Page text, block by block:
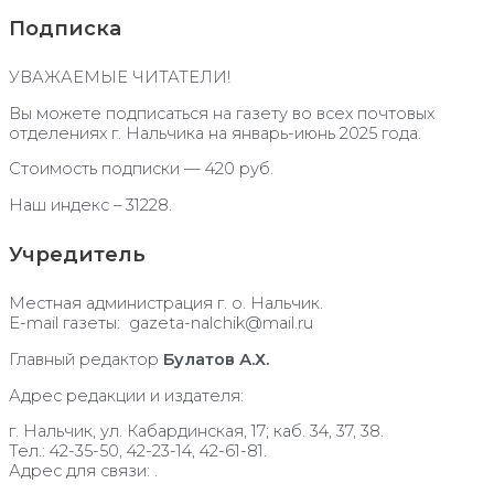
Подписка
УВАЖАЕМЫЕ ЧИТАТЕЛИ!
Вы можете подписаться на газету во всех почтовых
отделениях г. Нальчика на январь-июнь 2025 года.
Стоимость подписки — 420 руб.
Наш индекс – 31228.
Учредитель
Местная администрация г. о. Нальчик.
E-mail газеты: gazeta-nalchik@mail.ru
Главный редактор Булатов А.Х.
Адрес редакции и издателя:
г. Нальчик, ул. Кабардинская, 17; каб. 34, 37, 38.
Тел.: 42-35-50, 42-23-14, 42-61-81.
Адрес для связи: .